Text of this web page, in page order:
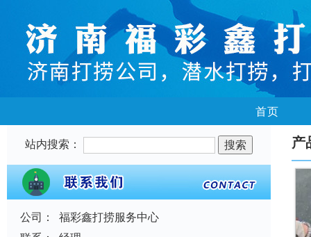
首页
站内搜索：
公司：
福彩鑫打捞服务中心
产